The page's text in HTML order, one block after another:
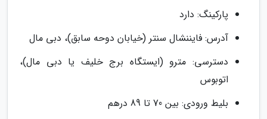
پارکینگ: دارد
آدرس: فایننشال سنتر (خیابان دوحه سابق)، دبی مال
دسترسی: مترو (ایستگاه برج خلیف یا دبی مال)،
اتوبوس
بلیط ورودی: بین 70 تا 89 درهم